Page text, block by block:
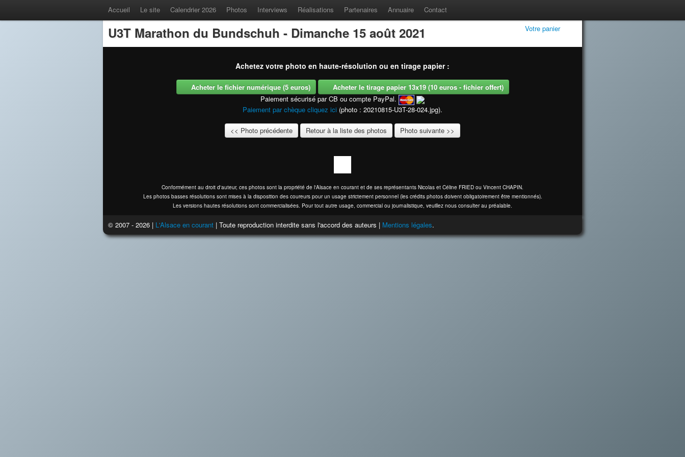
Accueil Le site Calendrier 2026 Photos Interviews Réalisations Partenaires Annuaire Contact
U3T Marathon du Bundschuh - Dimanche 15 août 2021 Votre panier
Achetez votre photo en haute-résolution ou en tirage papier :
Acheter le fichier numérique (5 euros)
Acheter le tirage papier 13x19 (10 euros - fichier offert)
Paiement sécurisé par CB ou compte PayPal.
Paiement par chèque cliquez ici (photo : 20210815-U3T-28-024.jpg).
<< Photo précédente Retour à la liste des photos Photo suivante >>
Conformément au droit d'auteur, ces photos sont la propriété de l'Alsace en courant et de ses représentants Nicolas et Céline FRIED ou Vincent CHAPIN.
Les photos basses résolutions sont mises à la disposition des coureurs pour un usage strictement personnel (les crédits photos doivent obligatoirement être mentionnés).
Les versions hautes résolutions sont commercialisées. Pour tout autre usage, commercial ou journalistique, veuillez nous consulter au préalable.
© 2007 - 2026 | L'Alsace en courant | Toute reproduction interdite sans l'accord des auteurs | Mentions légales.